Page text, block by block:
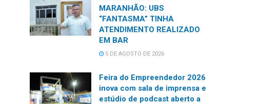
MARANHÃO: UBS
“FANTASMA” TINHA
ATENDIMENTO REALIZADO
EM BAR
5 DE AGOSTO DE 2026
Feira do Empreendedor 2026
inova com sala de imprensa e
estúdio de podcast aberto a